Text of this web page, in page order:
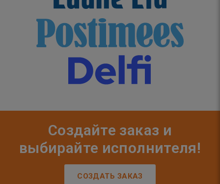
Создайте заказ и
выбирайте исполнителя!
СОЗДАТЬ ЗАКАЗ